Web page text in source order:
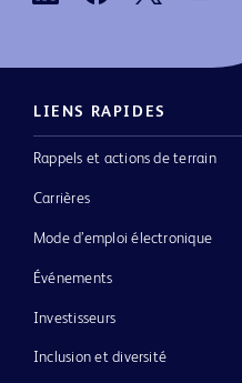
LIENS RAPIDES
Rappels et actions de terrain
Carrières
Mode d’emploi électronique
Événements
Investisseurs
Inclusion et diversité